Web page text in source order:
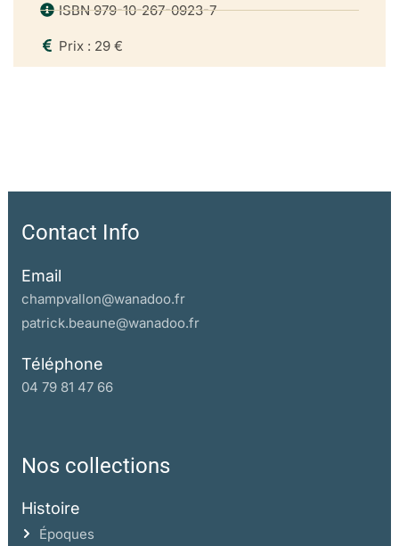
ISBN 979-10-267-0923-7
Prix : 29 €
Contact Info
Email
champvallon@wanadoo.fr
patrick.beaune@wanadoo.fr
Téléphone
04 79 81 47 66
Nos collections
Histoire
Époques